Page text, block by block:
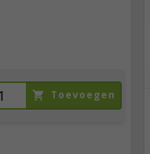
Toevoegen